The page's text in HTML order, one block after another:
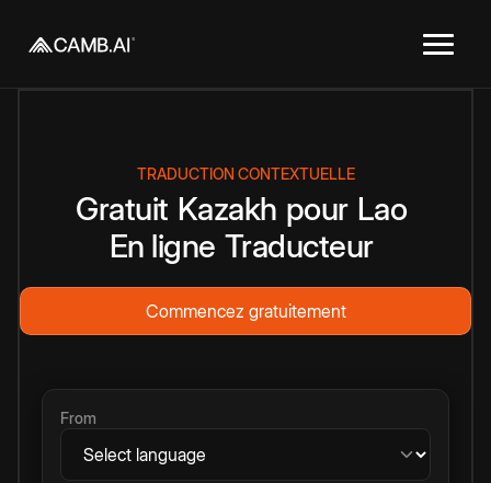
TRADUCTION CONTEXTUELLE
Gratuit Kazakh pour Lao
En ligne Traducteur
Commencez gratuitement
From